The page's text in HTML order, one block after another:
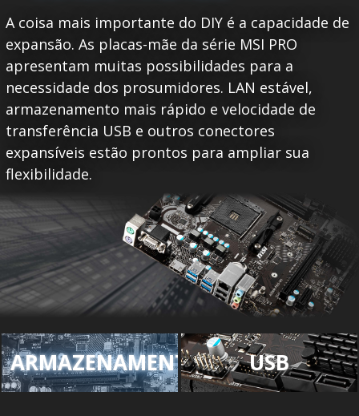
A coisa mais importante do DIY é a capacidade de
expansão. As placas-mãe da série MSI PRO
apresentam muitas possibilidades para a
necessidade dos prosumidores. LAN estável,
armazenamento mais rápido e velocidade de
transferência USB e outros conectores
expansíveis estão prontos para ampliar sua
flexibilidade.
ARMAZENAMENTO USB